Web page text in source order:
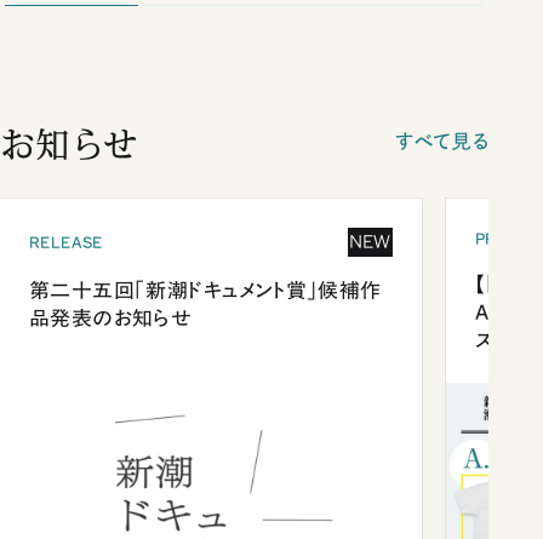
お知らせ すべて見る
RELEASE NEW
第二十五回「新潮ドキュメント賞」候補作
品発表のお知らせ
【「新
ズプレ